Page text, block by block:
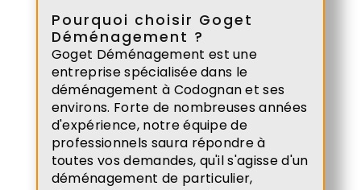
Pourquoi choisir Goget
Déménagement ?
Goget Déménagement est une
entreprise spécialisée dans le
déménagement à Codognan et ses
environs. Forte de nombreuses années
d'expérience, notre équipe de
professionnels saura répondre à
toutes vos demandes, qu'il s'agisse d'un
déménagement de particulier,